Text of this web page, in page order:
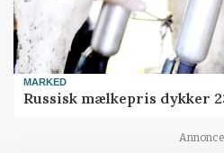
MARKED
Russisk mælkepris dykker
Annonce